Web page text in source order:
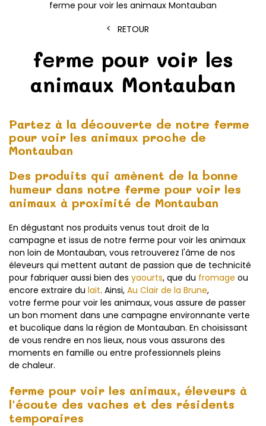
ferme pour voir les animaux Montauban
RETOUR
ferme pour voir les
animaux Montauban
Partez à la découverte de notre ferme
pour voir les animaux proche de
Montauban
Des produits qui amènent de la bonne
humeur dans notre ferme pour voir les
animaux à proximité de Montauban
En dégustant nos produits venus tout droit de la
campagne et issus de notre ferme pour voir les animaux
non loin de Montauban, vous retrouverez l'âme de nos
éleveurs qui mettent autant de passion que de technicité
pour fabriquer aussi bien des yaourts, que du fromage ou
encore extraire du lait. Ainsi, Au Clair de la Brune,
votre ferme pour voir les animaux,vous assure de passer
un bon moment dans une campagne environnante verte
et bucolique dans la région de Montauban. En choisissant
de vous rendre en nos lieux, nous vous assurons des
moments en famille ou entre professionnels pleins
de chaleur.
ferme pour voir les animaux, éleveurs à
l'écoute des vaches et des résidents
temporaires